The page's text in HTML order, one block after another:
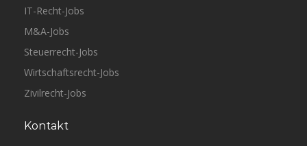
IT-Recht-Jobs
M&A-Jobs
Steuerrecht-Jobs
Wirtschaftsrecht-Jobs
Zivilrecht-Jobs
Kontakt